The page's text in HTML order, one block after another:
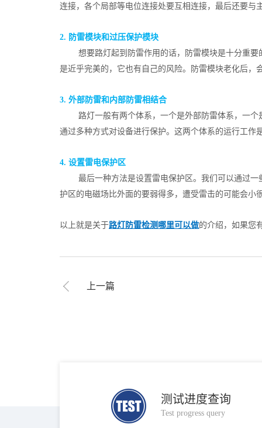
连接，各个局部等电位连接处要互相连接，最后还要与
2. 防雷模块和过压保护模块
想要路灯起到防雷作用的话，防雷模块是十分重
是近乎完美的，它也有自己的风险。防雷模块老化后，
3. 外部防雷和内部防雷相结合
路灯一般有两个体系，一个是外部防雷体系，一
通过多种方式对设备进行保护。这两个体系的运行工作
4. 设置雷电保护区
最后一种方法是设置雷电保护区。我们可以通过
护区的电磁场比外面的要弱得多，遭受雷击的可能会小很
以上就是关于路灯防雷检测哪里可以做的介绍，如果您
上一篇
测试进度查询
Test progress query